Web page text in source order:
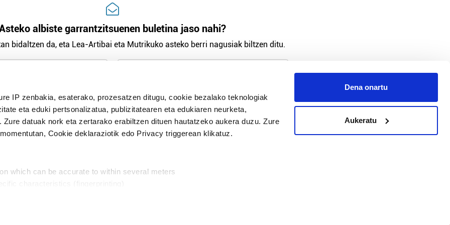
IP zenbakia, esaterako, prozesatzen ditugu, cookie bezalako teknologiak
eta eduki pertsonalizatua, publizitatearen eta edukiaren neurketa,
datuak nork eta zertarako erabiltzen dituen hautatzeko aukera duzu. Zure
Cookie deklaraziotik edo Privacy triggerean klikatuz.
which can be accurate to within several meters
Dena onartu
Aukeratu
albiste garrantzitsuenen buletina jaso nahi?
bidaltzen da, eta Lea-Artibai eta Mutrikuko asteko berri nagusiak biltzen ditu.
Harpidetu
modu librean kontatzea da gure eginkizuna. Horretarako zure ekarpena